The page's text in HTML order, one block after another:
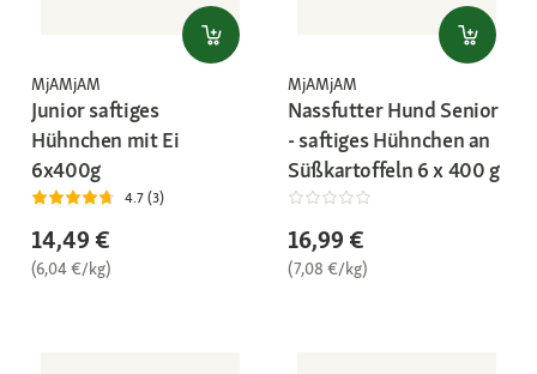
MjAMjAM
Junior saftiges
Hühnchen mit Ei
6x400g
4.7 (3)
14,49 €
(6,04 €/kg)
MjAMjAM
Nassfutter Hund Senior
- saftiges Hühnchen an
Süßkartoffeln 6 x 400 g
16,99 €
(7,08 €/kg)